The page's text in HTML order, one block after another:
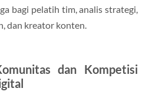
bagi pelatih tim, analis strategi,
dan kreator konten.
dan Kompetisi